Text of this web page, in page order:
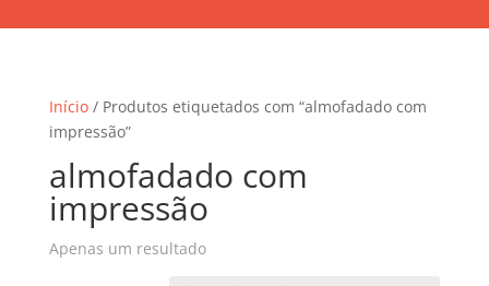
Início/ Produtos etiquetados com “almofadado com
impressão”
almofadado com
impressão
Apenas um resultado